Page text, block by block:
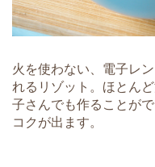
火を使わない、電子レ
れるリゾット。ほとん
子さんでも作ることが
コクが出ます。